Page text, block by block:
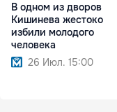
В одном из дворов
Кишинева жестоко
избили молодого
человека
26 Июл. 15:00